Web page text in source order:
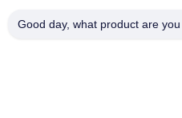
Good day, what product are